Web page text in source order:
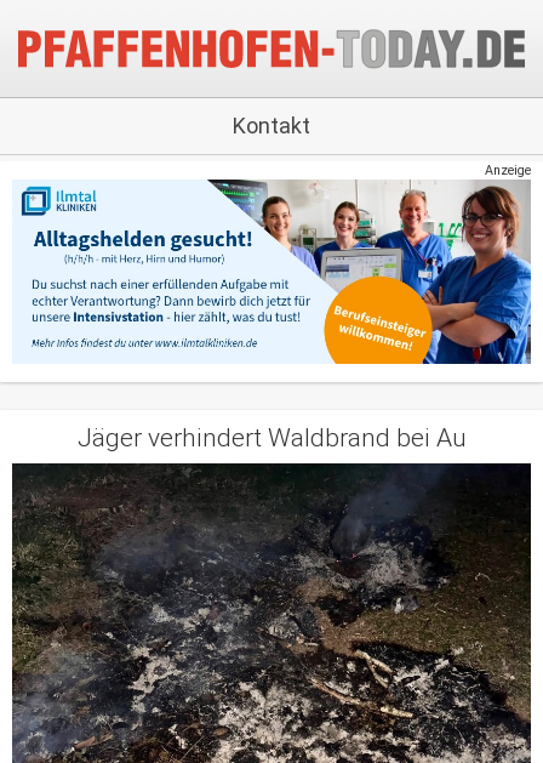
Kontakt
Anzeige
Jäger verhindert Waldbrand bei Au